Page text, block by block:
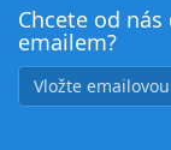
Chcete od
emailem?